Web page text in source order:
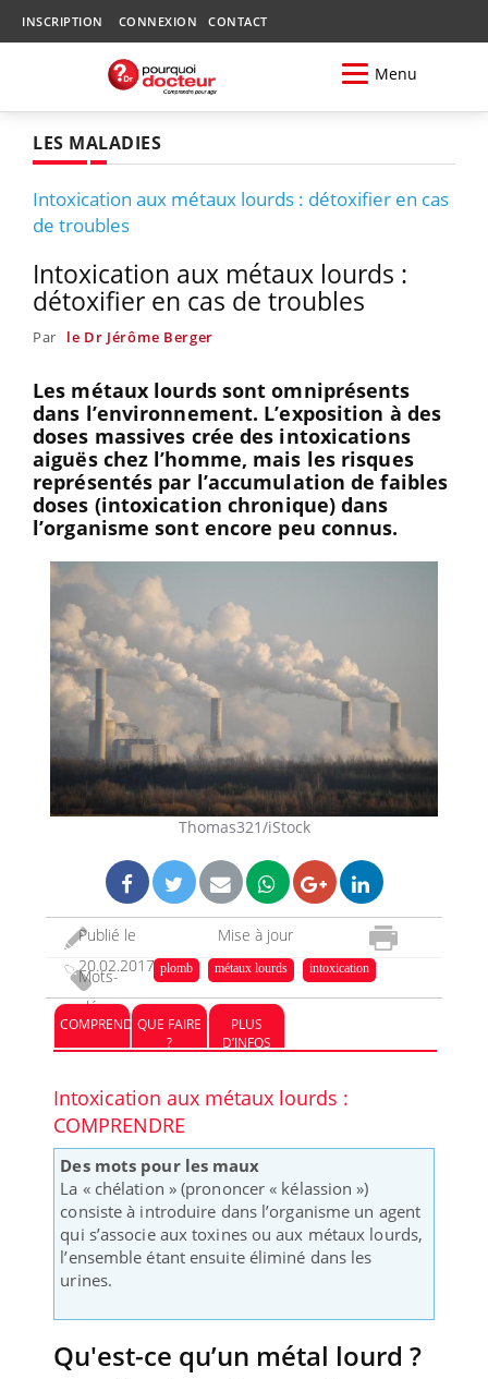
INSCRIPTION CONNEXION CONTACT
Menu
LES MALADIES
Intoxication aux métaux lourds : détoxifier en cas
de troubles
Intoxication aux métaux lourds :
détoxifier en cas de troubles
Par le Dr Jérôme Berger
Les métaux lourds sont omniprésents
dans l’environnement. L’exposition à des
doses massives crée des intoxications
aiguës chez l’homme, mais les risques
représentés par l’accumulation de faibles
doses (intoxication chronique) dans
l’organisme sont encore peu connus.
Thomas321/iStock
Publié le
20.02.2017
Mise à jour
07.07.2023
Mots-
clés :
plomb métaux lourds intoxication
COMPRENDREQUE FAIRE
?
PLUS
D’INFOS
Intoxication aux métaux lourds :
COMPRENDRE
Des mots pour les maux
La « chélation » (prononcer « kélassion »)
consiste à introduire dans l’organisme un agent
qui s’associe aux toxines ou aux métaux lourds,
l’ensemble étant ensuite éliminé dans les
urines.
Qu'est-ce qu’un métal lourd ?